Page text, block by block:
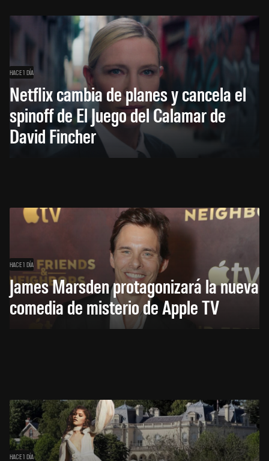
HACE 1 DÍA
Netflix cambia de planes y cancela el
spinoff de El Juego del Calamar de
David Fincher
HACE 1 DÍA
James Marsden protagonizará la nueva
comedia de misterio de Apple TV
HACE 1 DÍA